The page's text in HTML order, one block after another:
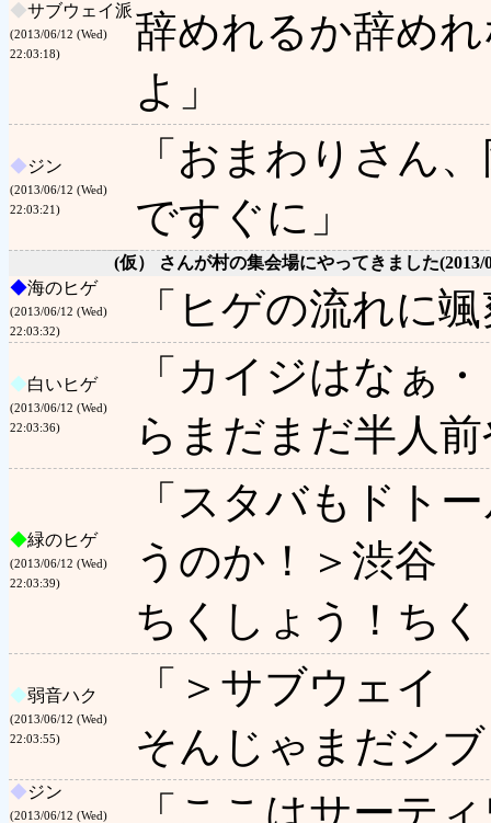
◆サブウェイ派
(2013/06/12 (Wed)
22:03:18)
辞めれるか辞め
よ」
◆ジン
(2013/06/12 (Wed)
22:03:21)
「おまわりさん
ですぐに」
(仮） さんが村の集会場にやってきました(2013/
◆海のヒゲ
(2013/06/12 (Wed)
22:03:32)
「ヒゲの流れに
◆白いヒゲ
(2013/06/12 (Wed)
22:03:36)
「カイジはなぁ
らまだまだ半人
◆緑のヒゲ
(2013/06/12 (Wed)
22:03:39)
「スタバもドト
うのか！＞渋谷
ちくしょう！ち
◆弱音ハク
(2013/06/12 (Wed)
22:03:55)
「＞サブウェイ
そんじゃまだシ
◆ジン
(2013/06/12 (Wed) 「ここはサーテ